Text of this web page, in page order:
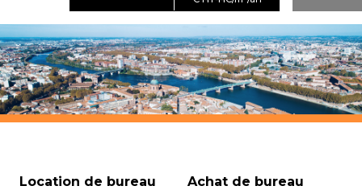
Location de bureau Achat de bureau